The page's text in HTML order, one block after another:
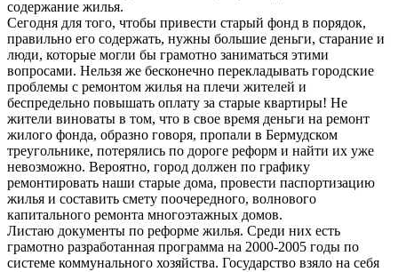
содержание жилья.
Сегодня для того, чтобы привести старый фонд в порядок,
правильно его содержать, нужны большие деньги, старание и
люди, которые могли бы грамотно заниматься этими
вопросами. Нельзя же бесконечно перекладывать городские
проблемы с ремонтом жилья на плечи жителей и
беспредельно повышать оплату за старые квартиры! Не
жители виноваты в том, что в свое время деньги на ремонт
жилого фонда, образно говоря, пропали в Бермудском
треугольнике, потерялись по дороге реформ и найти их уже
невозможно. Вероятно, город должен по графику
ремонтировать наши старые дома, провести паспортизацию
жилья и составить смету поочередного, волнового
капитального ремонта многоэтажных домов.
Листаю документы по реформе жилья. Среди них есть
грамотно разработанная программа на 2000-2005 годы по
системе коммунального хозяйства. Государство взяло на себя